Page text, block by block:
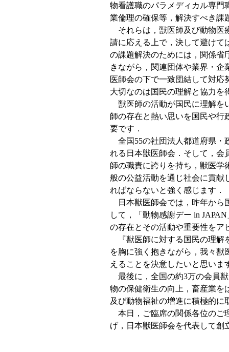
物看護職のパラメディカル専門
業倫理の確保等，解決すべき課
それらは，獣医師及び動物医
請に応える上で，決して避けて
の課題解決のためには，関係省
きながら，関連団体や業界・
医師会の下で一致団結して対応
大切なのは国民の理解と協力を
獣医師の活動が国民に理解を
師の存在と熱い思いを国民や行
要です．
全国55の社団法人都道府県・
れる日本獣医師会．そして，会
師の職責に誇りを持ち，獣医学
般の公益活動を通じ社会に貢献
ればならないと強く感じます．
日本獣医師会では，昨年から
して，「動物感謝デー in
の存在とその活動や重要性をア
『獣医師に対する国民の理解
を胸に強く抱きながら，我々
えることを決意したいと思いま
最後に，全国の約3万の会員
物の保健衛生の向上，畜産業を
及び動物福祉の増進に積極的に
本日，ご臨席の関係各位のご
げ，日本獣医師会を代表して創